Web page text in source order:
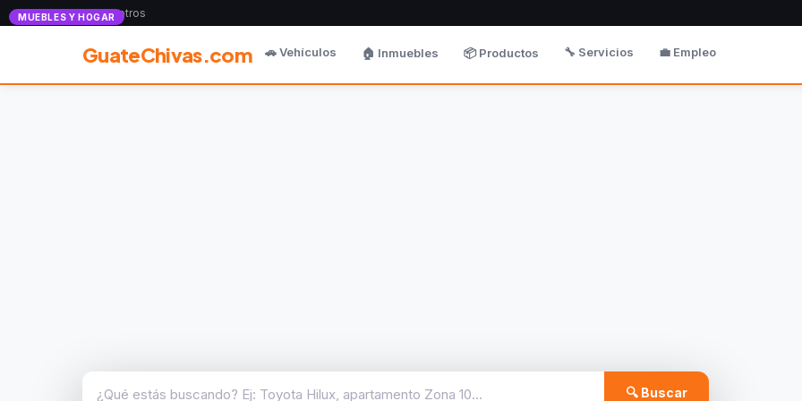
Anunciate con nosotros
GuateChivas.com 🚗 Vehículos 🏠 Inmuebles 📦 Productos 🔧 Servicios 💼 Empleo
🔍 Buscar
MUEBLES Y HOGAR